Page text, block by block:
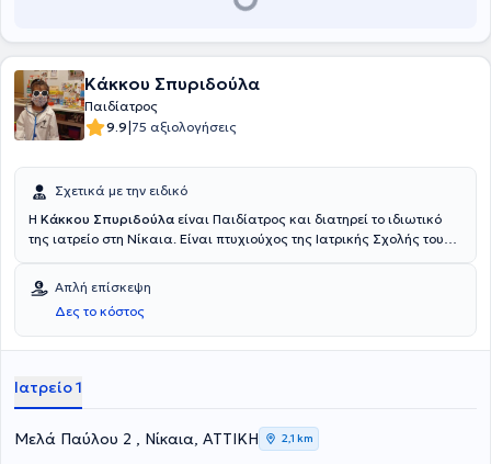
Κάκκου Σπυριδούλα
Παιδίατρος
9.9|75 αξιολογήσεις
Σχετικά με την ειδικό
Η Κάκκου Σπυριδούλα είναι Παιδίατρος και διατηρεί το ιδιωτικό
της ιατρείο στη Νίκαια. Είναι πτυχιούχος της Ιατρικής Σχολής του
πρόγραμμα στην Εθνική Σχολή Δημόσιας Υγείας. Στο πλαίσιο της
Ειδικότητάς της θήτευσε στο Γενικό Κρατικό Νοσοκομείο Νίκαιας.
Στο ιδιωτικό της ιατρείο αναλαμβάνει πλήθος παιδιών έχοντας
πάντα στο επίκεντρο την καλύτερη δυνατή εξυπηρέτηση των
Απλή επίσκεψη
Δες το κόστος
Ιατρείο 1
Μελά Παύλου 2 , Νίκαια, ΑΤΤΙΚΗ 2,1 km